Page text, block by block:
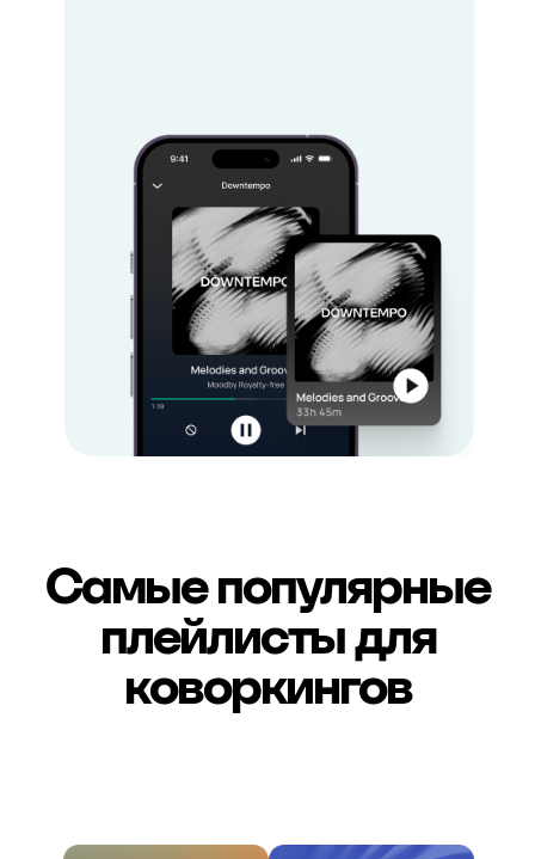
Самые популярные
плейлисты для
коворкингов